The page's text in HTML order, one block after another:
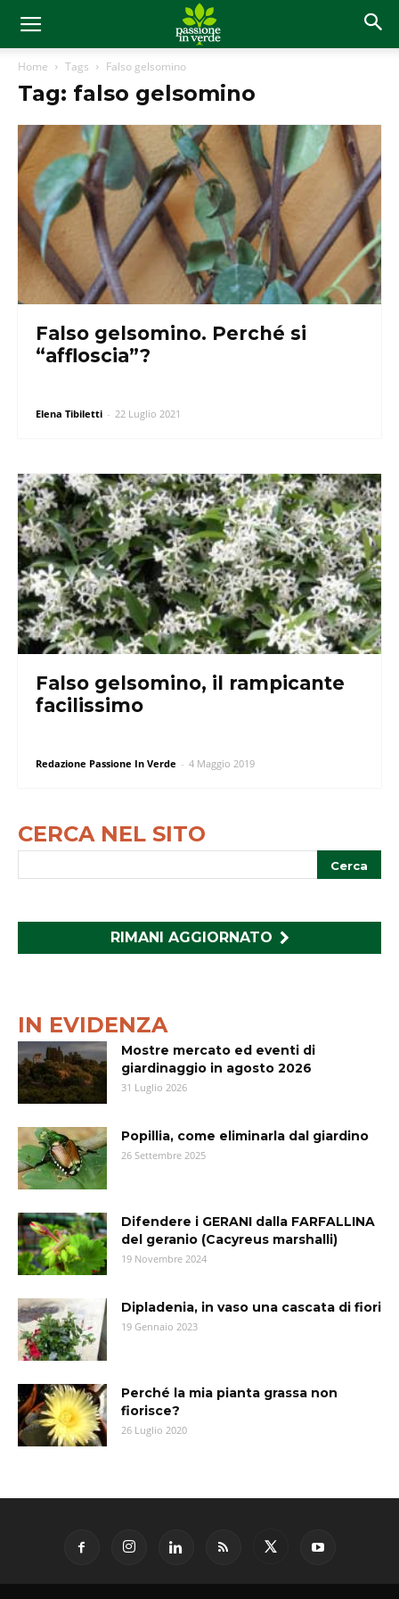
Home Tags Falso gelsomino
Tag: falso gelsomino
Falso gelsomino. Perché si
“affloscia”?
Elena Tibiletti - 22 Luglio 2021
Falso gelsomino, il rampicante
facilissimo
Redazione Passione In Verde - 4 Maggio 2019
CERCA NEL SITO
RIMANI AGGIORNATO
IN EVIDENZA
Mostre mercato ed eventi di
giardinaggio in agosto 2026
31 Luglio 2026
Popillia, come eliminarla dal giardino
26 Settembre 2025
Difendere i GERANI dalla FARFALLINA
del geranio (Cacyreus marshalli)
19 Novembre 2024
Dipladenia, in vaso una cascata di fiori
19 Gennaio 2023
Perché la mia pianta grassa non
fiorisce?
26 Luglio 2020